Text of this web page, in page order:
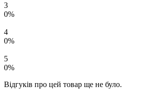
3
0%
4
0%
5
0%
Відгуків про цей товар ще не було.